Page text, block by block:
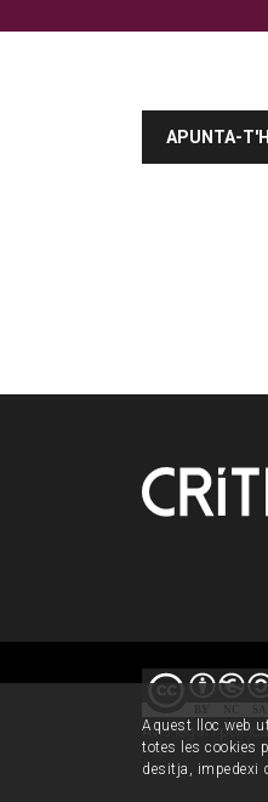
APUNTA-
Avís legal i
Aquest lloc web
totes les cookies
desitja, impedexi